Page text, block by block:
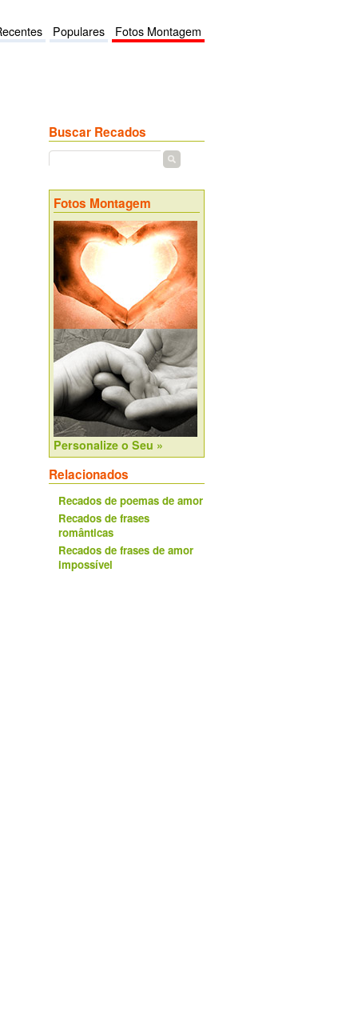
Populares Fotos Montagem
Buscar Recados
Fotos Montagem
Personalize o Seu »
Relacionados
Recados de poemas de amor
Recados de frases
românticas
Recados de frases de amor
impossível